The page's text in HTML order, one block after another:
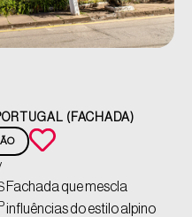
(FACHADA)
P
Fachada que mescla
influências do estilo alpino